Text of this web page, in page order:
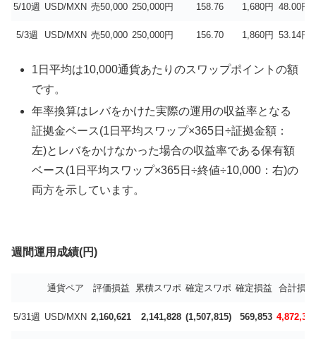
5/10週 USD/MXN 売50,000 250,000円 158.76 1,680円 48.00円
5/3週 USD/MXN 売50,000 250,000円 156.70 1,860円 53.14円
1日平均は10,000通貨あたりのスワップポイントの額
です。
年率換算はレバをかけた実際の運用の収益率となる
証拠金ベース(1日平均スワップ×365日÷証拠金額：
左)とレバをかけなかった場合の収益率である保有額
ベース(1日平均スワップ×365日÷終値÷10,000：右)の
両方を示しています。
週間運用成績(円)
通貨ペア 評価損益 累積スワポ 確定スワポ 確定損益 合計損益
5/31週 USD/MXN 2,160,621 2,141,828 (1,507,815) 569,853 4,872,302